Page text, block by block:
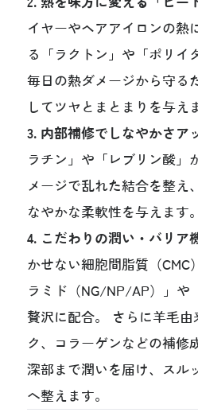
イヤーやヘアアイロンの熱
る「ラクトン」や「ポリイ
毎日の熱ダメージから守る
してツヤとまとまりを与え
3. 内部補修でしなやかさア
ラチン」や「レブリン酸」
メージで乱れた結合を整え
なやかな柔軟性を与えます。
4. こだわりの潤い・バリア
かせない細胞間脂質（CMC
ラミド（NG/NP/AP）」や
贅沢に配合。 さらに羊毛由
ク、コラーゲンなどの補修
深部まで潤いを届け、スル
へ整えます。